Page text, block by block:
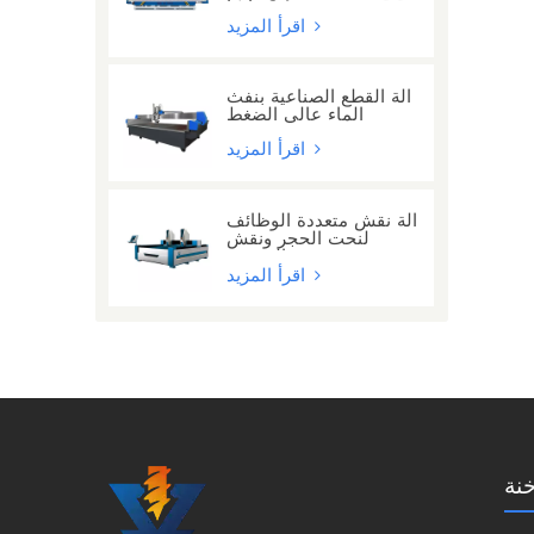
آلة القطع الصناعية بنفث
الماء عالي الضغط
آلة نقش متعددة الوظائف
لنحت الحجر ونقش
الحروف